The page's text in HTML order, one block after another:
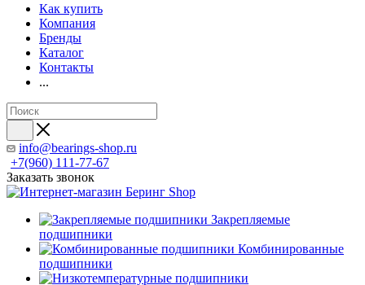
Как купить
Компания
Бренды
Каталог
Контакты
...
info@bearings-shop.ru
+7(960) 111-77-67
Заказать звонок
Закрепляемые
подшипники
Комбинированные
подшипники